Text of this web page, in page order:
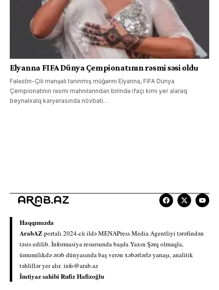
Elyanna FIFA Dünya Çempionatının rəsmi səsi oldu
Fələstin-Çili mənşəli tanınmış müğənni Elyanna, FIFA Dünya
Çempionatının rəsmi mahnılarından birində ifaçı kimi yer alaraq
beynəlxalq karyerasında növbəti…
Haqqımızda
ArabAZportalı 2024-cü ildə MENAPress Media Agentliyi tərəfindən
təsis edilib. İnformasiya resursunda başda Yaxın Şərq olmaqla,
ümumilikdə ərəb dünyasında baş verən xəbərlərlə yanaşı, analitik
təhlillər yer alır. info@arab.az
İmtiyaz sahibi Rufiz Hafizoğlu